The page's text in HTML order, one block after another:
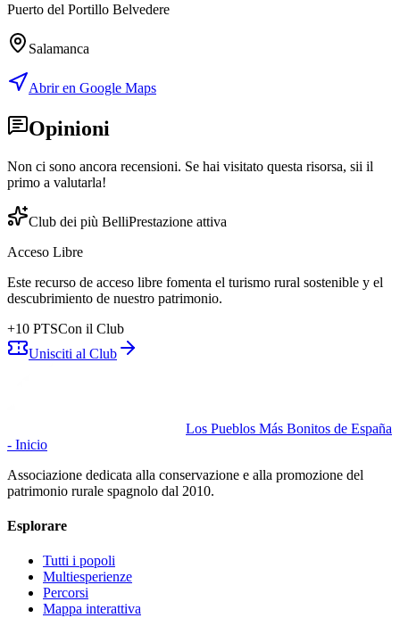
Puerto del Portillo Belvedere
Salamanca
Abrir en Google Maps
Opinioni
Non ci sono ancora recensioni. Se hai visitato questa risorsa, sii il
primo a valutarla!
Club dei più BelliPrestazione attiva
Acceso Libre
Este recurso de acceso libre fomenta el turismo rural sostenible y el
descubrimiento de nuestro patrimonio.
+10 PTSCon il Club
Unisciti al Club
Los Pueblos Más Bonitos de España
- Inicio
Associazione dedicata alla conservazione e alla promozione del
patrimonio rurale spagnolo dal 2010.
Esplorare
Tutti i popoli
Multiesperienze
Percorsi
Mappa interattiva